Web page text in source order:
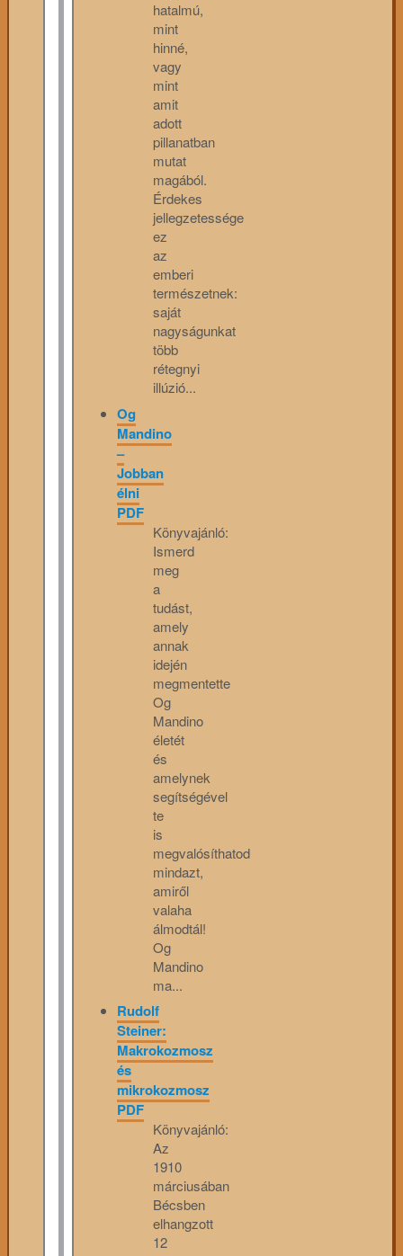
hatalmú,
mint
hinné,
vagy
mint
amit
adott
pillanatban
mutat
magából.
Érdekes
jellegzetessége
ez
az
emberi
természetnek:
saját
nagyságunkat
több
rétegnyi
illúzió...
Og
Mandino
–
Jobban
élni
PDF
Könyvajánló:
Ismerd
meg
a
tudást,
amely
annak
idején
megmentette
Og
Mandino
életét
és
amelynek
segítségével
te
is
megvalósíthatod
mindazt,
amiről
valaha
álmodtál!
Og
Mandino
ma...
Rudolf
Steiner:
Makrokozmosz
és
mikrokozmosz
PDF
Könyvajánló:
Az
1910
márciusában
Bécsben
elhangzott
12